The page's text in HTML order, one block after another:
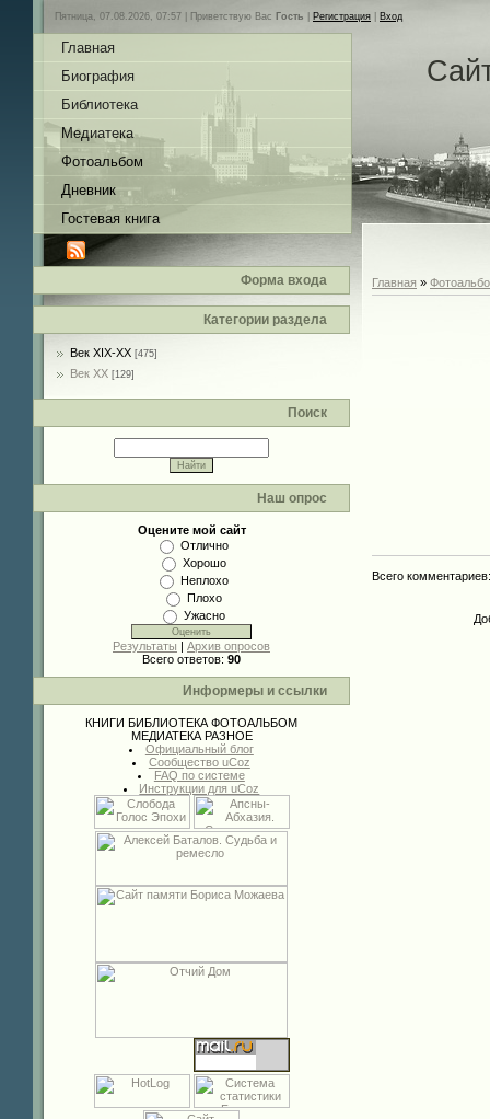
Пятница, 07.08.2026, 07:57 | Приветствую Вас Гость Регистрация Вход
Главная
Биография
Библиотека
Медиатека
Фотоальбом
Дневник
Гостевая книга
Форма входа
Категории раздела
Век XIX-ХХ [475]
Век ХХ [129]
Поиск
Наш опрос
Оцените мой сайт
Отлично
Хорошо
Неплохо
Плохо
Ужасно
Результаты | Архив опросов
Всего ответов: 90
Информеры и ссылки
КНИГИ БИБЛИОТЕКА ФОТОАЛЬБОМ
МЕДИАТЕКА РАЗНОЕ
Официальный блог
Сообщество uCoz
FAQ по системе
Инструкции для uCoz
Главная »
Всего комментариев